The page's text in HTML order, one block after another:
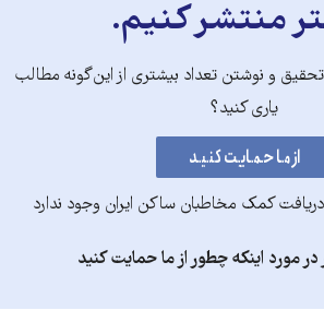
منتشر کنیم.
تحقیق و نوشتن تعداد بیشتری از این‌گونه مطالب
یاری کنید؟
کمک مخاطبان ساکن ایران وجود ندارد
مورد اینکه چطور از ما حمایت کنید